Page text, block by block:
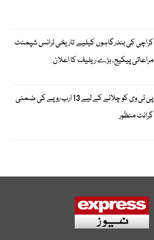
کراچی کی بندرگاہوں کیلیے تاریخی ٹرانس شپمنٹ
مراعاتی پیکیج، بڑے ریلیف کا اعلان
پی ٹی وی کو چلانے کے لیے 13 ارب روپے کی ضمنی
گرانٹ منظور